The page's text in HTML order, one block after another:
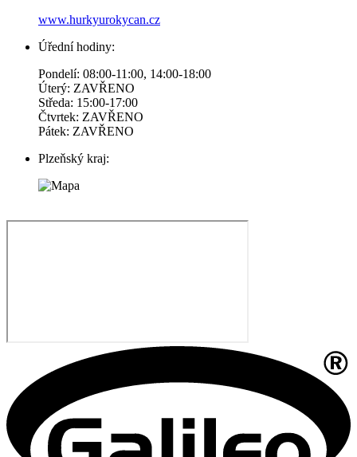
www.hurkyurokycan.cz
Úřední hodiny:
Pondelí: 08:00-11:00, 14:00-18:00
Úterý: ZAVŘENO
Středa: 15:00-17:00
Čtvrtek: ZAVŘENO
Pátek: ZAVŘENO
Plzeňský kraj: